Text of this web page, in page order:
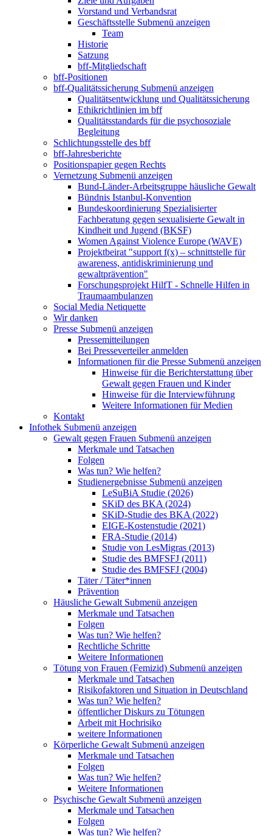
Vorstand und Verbandsrat
Geschäftsstelle Submenü anzeigen
Team
Historie
Satzung
bff-Mitgliedschaft
bff-Positionen
bff-Qualitätssicherung Submenü anzeigen
Qualitätsentwicklung und Qualitätssicherung
Ethikrichtlinien im bff
Qualitätsstandards für die psychosoziale
Begleitung
Schlichtungsstelle des bff
bff-Jahresberichte
Positionspapier gegen Rechts
Vernetzung Submenü anzeigen
Bund-Länder-Arbeitsgruppe häusliche Gewalt
Bündnis Istanbul-Konvention
Bundeskoordinierung Spezialisierter
Fachberatung gegen sexualisierte Gewalt in
Kindheit und Jugend (BKSF)
Women Against Violence Europe (WAVE)
Projektbeirat "support f(x) – schnittstelle für
awareness, antidiskriminierung und
gewaltprävention"
Forschungsprojekt HilfT - Schnelle Hilfen in
Traumaambulanzen
Social Media Netiquette
Wir danken
Presse Submenü anzeigen
Pressemitteilungen
Bei Presseverteiler anmelden
Informationen für die Presse Submenü anzeigen
Hinweise für die Berichterstattung über
Gewalt gegen Frauen und Kinder
Hinweise für die Interviewführung
Weitere Informationen für Medien
Kontakt
Infothek Submenü anzeigen
Gewalt gegen Frauen Submenü anzeigen
Merkmale und Tatsachen
Folgen
Was tun? Wie helfen?
Studienergebnisse Submenü anzeigen
LeSuBiA Studie (2026)
SKiD des BKA (2024)
SKiD-Studie des BKA (2022)
EIGE-Kostenstudie (2021)
FRA-Studie (2014)
Studie von LesMigras (2013)
Studie des BMFSFJ (2011)
Studie des BMFSFJ (2004)
Täter / Täter*innen
Prävention
Häusliche Gewalt Submenü anzeigen
Merkmale und Tatsachen
Folgen
Was tun? Wie helfen?
Rechtliche Schritte
Weitere Informationen
Tötung von Frauen (Femizid) Submenü anzeigen
Merkmale und Tatsachen
Risikofaktoren und Situation in Deutschland
Was tun? Wie helfen?
öffentlicher Diskurs zu Tötungen
Arbeit mit Hochrisiko
weitere Informationen
Körperliche Gewalt Submenü anzeigen
Merkmale und Tatsachen
Folgen
Was tun? Wie helfen?
Weitere Informationen
Psychische Gewalt Submenü anzeigen
Merkmale und Tatsachen
Folgen
Was tun? Wie helfen?